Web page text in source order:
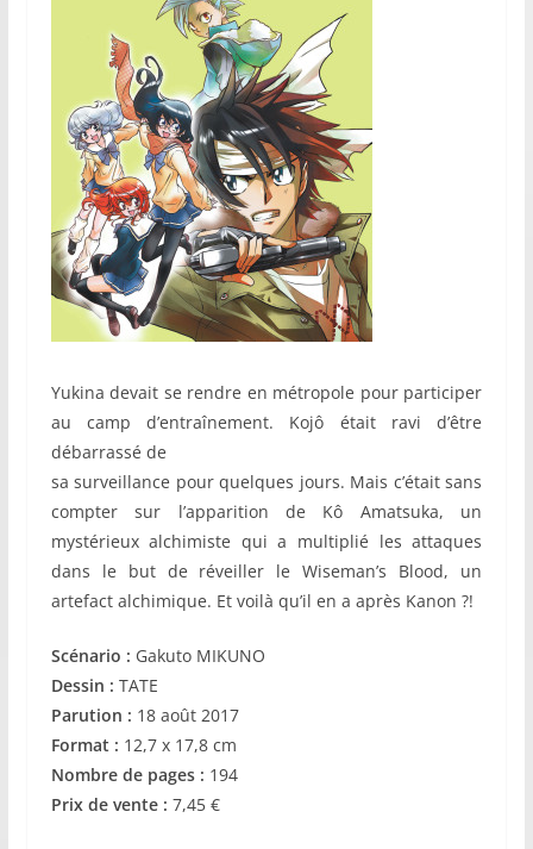
Yukina devait se rendre en métropole pour participer
au camp d’entraînement. Kojô était ravi d’être
débarrassé de
sa surveillance pour quelques jours. Mais c’était sans
compter sur l’apparition de Kô Amatsuka, un
mystérieux alchimiste qui a multiplié les attaques
dans le but de réveiller le Wiseman’s Blood, un
artefact alchimique. Et voilà qu’il en a après Kanon ?!
Scénario : Gakuto MIKUNO
Dessin : TATE
Parution : 18 août 2017
Format : 12,7 x 17,8 cm
Nombre de pages : 194
Prix de vente : 7,45 €